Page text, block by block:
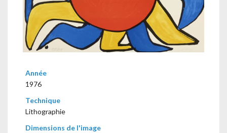
Année
1976
Technique
Lithographie
Dimensions de l'image